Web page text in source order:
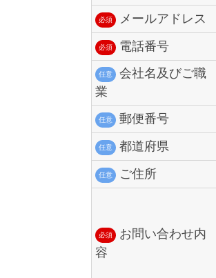
必須 メールアドレス
必須 電話番号
任意
会社名及びご職
業
任意 郵便番号
任意 都道府県
任意 ご住所
必須
お問い合わせ内
容